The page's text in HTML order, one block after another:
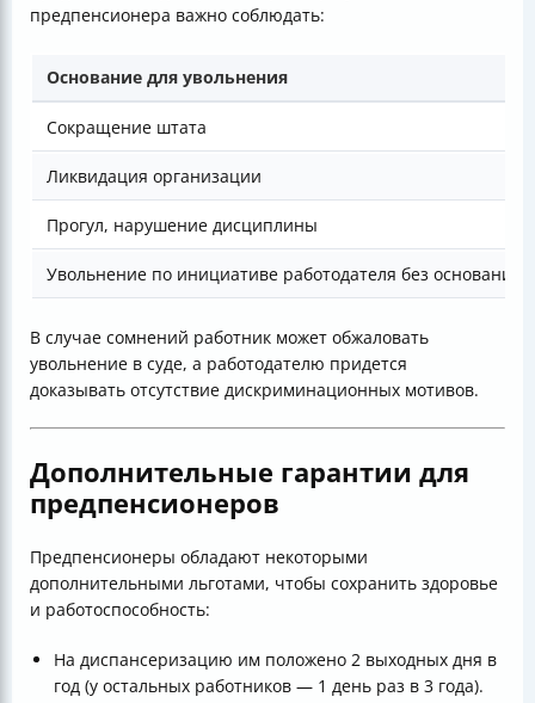
предпенсионера важно соблюдать:
Основание для увольнения
Сокращение штата
Ликвидация организации
Прогул, нарушение дисциплины
Увольнение по инициативе работодателя без оснований
В случае сомнений работник может обжаловать
увольнение в суде, а работодателю придется
доказывать отсутствие дискриминационных мотивов.
Дополнительные гарантии для
предпенсионеров
Предпенсионеры обладают некоторыми
дополнительными льготами, чтобы сохранить здоровье
и работоспособность:
На диспансеризацию им положено 2 выходных дня в
год (у остальных работников — 1 день раз в 3 года).